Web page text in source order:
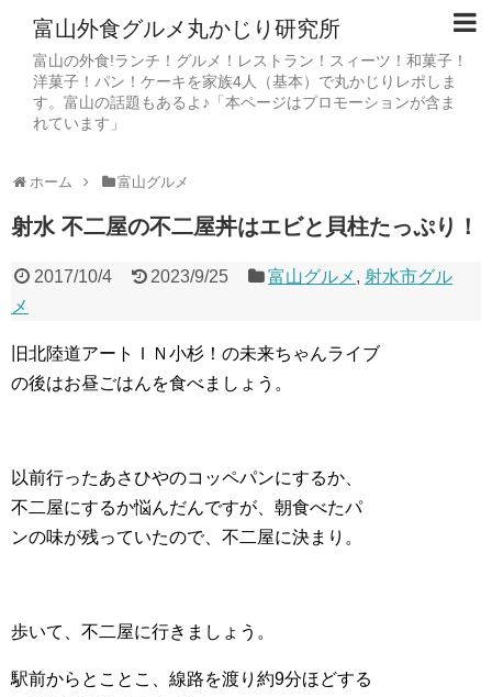
富山外食グルメ丸かじり研究所
富山の外食!ランチ！グルメ！レストラン！スィーツ！和菓子！
洋菓子！パン！ケーキを家族4人（基本）で丸かじりレポしま
す。富山の話題もあるよ♪「本ページはプロモーションが含ま
れています」
ホーム 富山グルメ
射水 不二屋の不二屋丼はエビと貝柱たっぷり！
2017/10/4 2023/9/25 富山グルメ , 射水市グル
メ
旧北陸道アートＩＮ小杉！の未来ちゃんライブ
の後はお昼ごはんを食べましょう。
以前行ったあさひやのコッペパンにするか、
不二屋にするか悩んだんですが、朝食べたパ
ンの味が残っていたので、不二屋に決まり。
歩いて、不二屋に行きましょう。
駅前からとことこ、線路を渡り約9分ほどする